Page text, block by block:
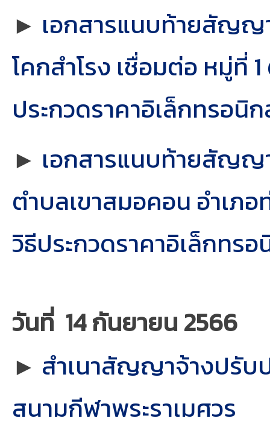
► เอกสารแนบท้ายสัญญ
โคกสำโรง เชื่อมต่อ หมู่ที่
ประกวดราคาอิเล็กทรอนิ
► เอกสารแนบท้ายสัญญ
ตำบลเขาสมอคอน อำเภ
วิธีประกวดราคาอิเล็กทร
วันที่ 14 กันยายน 2566
► สำเนาสัญญาจ้างปรับ
สนามกีฬาพระราเมศวร